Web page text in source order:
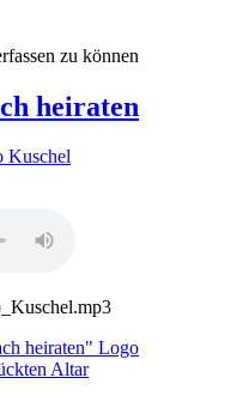
zu können
heiraten